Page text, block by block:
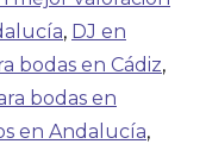
, DJ en
bodas en Cádiz,
bodas en
en Andalucía,